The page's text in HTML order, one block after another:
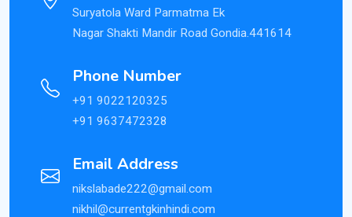
Suryatola Ward Parmatma Ek
Nagar Shakti Mandir Road Gondia.441614
Phone Number
+91 9022120325
+91 9637472328
Email Address
nikslabade222@gmail.com
nikhil@currentgkinhindi.com